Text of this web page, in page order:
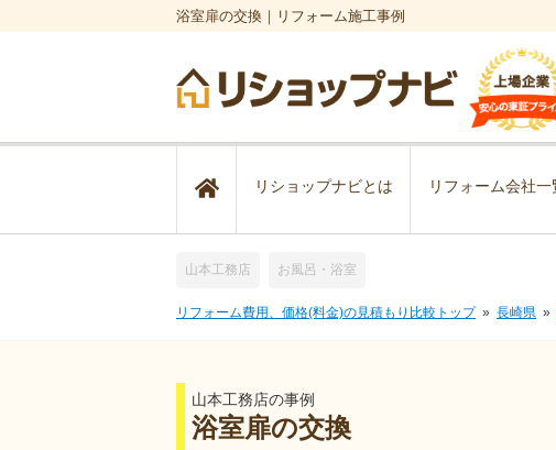
浴室扉の交換｜リフォーム施工事例
リショップナビとは リフォーム会社一
山本工務店 お風呂・浴室
リフォーム費用、価格(料金)の見積もり比較トップ 長崎県
山本工務店の事例
浴室扉の交換